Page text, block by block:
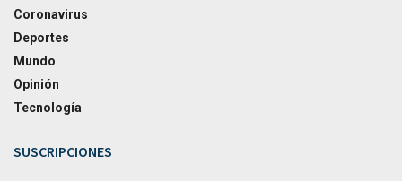
Coronavirus
Deportes
Mundo
Opinión
Tecnología
SUSCRIPCIONES